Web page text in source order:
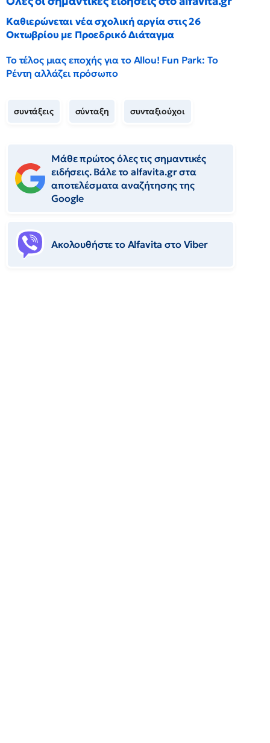
Καθιερώνεται νέα σχολική αργία στις 26
Οκτωβρίου με Προεδρικό Διάταγμα
Το τέλος μιας εποχής για το Allou! Fun Park: Το
Ρέντη αλλάζει πρόσωπο
συντάξεις σύνταξη συνταξιούχοι
Μάθε πρώτος όλες τις σημαντικές
ειδήσεις. Βάλε το alfavita.gr στα
αποτελέσματα αναζήτησης της
Google
Ακολουθήστε το Αlfavita στο Viber